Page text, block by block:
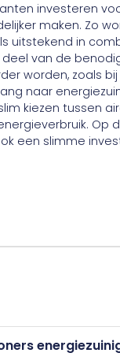
investeren
maken. Zo
uitstekend in
van de
worden, zoals
naar
kiezen tussen
Op
een slimme